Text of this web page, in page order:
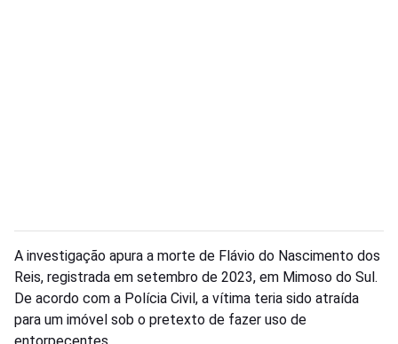
A investigação apura a morte de Flávio do Nascimento dos
Reis, registrada em setembro de 2023, em Mimoso do Sul.
De acordo com a Polícia Civil, a vítima teria sido atraída
para um imóvel sob o pretexto de fazer uso de